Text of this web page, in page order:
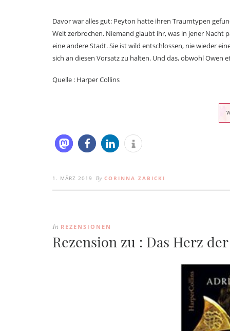
Davor war alles gut: Peyton hatte ihren Traumtypen
Welt zerbrochen. Niemand glaubt ihr, was in jener Nacht
eine andere Stadt. Sie ist wild entschlossen, nie wieder
sich an diesen Vorsatz zu halten. Und das, obwohl Owen
Quelle : Harper Collins
1. MÄRZ 2019 By CORINNA ZABICKI
In REZENSIONEN
Rezension zu : Das Herz